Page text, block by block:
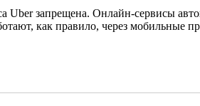
Uber запрещена. Онлайн-сервисы
как правило, через мобильные